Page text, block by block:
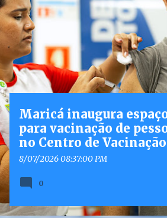
o
s
t
a
g
e
n
s
Maricá inaugura
para vacinação de
no Centro de
8/07/2026 08:37:00 PM
0